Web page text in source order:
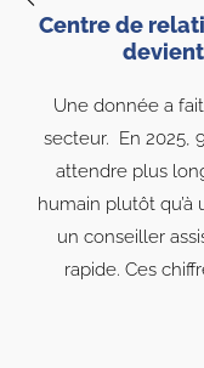
Centre de
Une donnée a
secteur. En 2025,
attendre plus
humain plutôt qu’à
un conseiller
rapide. Ces